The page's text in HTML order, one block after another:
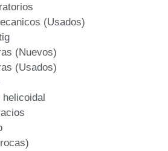
(Usados)
(Nuevos)
(Usados)